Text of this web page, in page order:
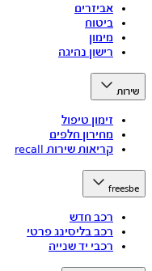
אביזרים
ביטוח
מימון
רישון נהיגה
שירות
זימון טיפול
מחירון חלפים
קריאות שירות recall
freesbe
רכב חדש
רכב בליסינג פרטי
רכבי יד שנייה